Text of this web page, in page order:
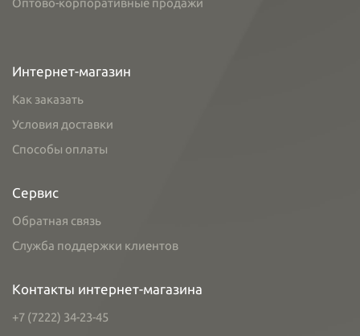
Оптово-корпоративные продажи
Интернет-магазин
Как заказать
Условия доставки
Способы оплаты
Сервис
Обратная связь
Служба поддержки клиентов
Контакты интернет-магазина
+7 (7222) 34-23-45